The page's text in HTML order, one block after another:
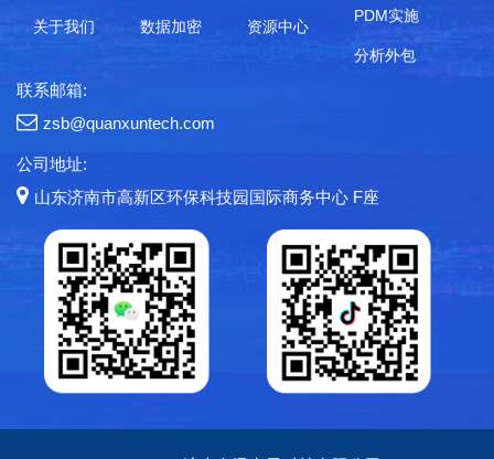
关于我们 数据加密 资源中心
PDM实施
分析外包
联系邮箱:
zsb@quanxuntech.com
公司地址:
山东济南市高新区环保科技园国际商务中心 F座